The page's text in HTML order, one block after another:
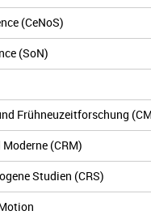
(CeNoS)
(SoN)
Frühneuzeitforschung
(CRM)
Studien (CRS)